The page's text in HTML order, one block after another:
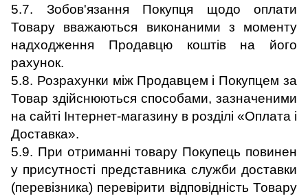
5.7. Зобов'язання Покупця щодо оплати
Товару вважаються виконаними з моменту
надходження Продавцю коштів на його
рахунок.
5.8. Розрахунки між Продавцем і Покупцем за
Товар здійснюються способами, зазначеними
на сайті Інтернет-магазину в розділі «Оплата і
Доставка».
5.9. При отриманні товару Покупець повинен
у присутності представника служби доставки
(перевізника) перевірити відповідність Товару